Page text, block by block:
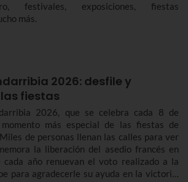
festivales, exposiciones, fiestas
más.
2026: desfile y
fiestas
2026, que se celebra cada 8 de
más especial de las fiestas de
de personas llenan las calles para ver
la liberación del asedio francés en
año renuevan el voto realizado a la
para agradecerle su ayuda en la victoria.